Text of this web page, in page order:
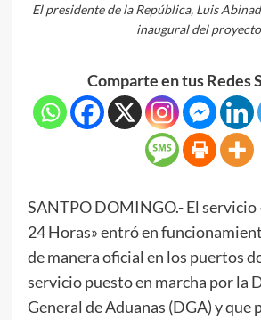
El presidente de la República, Luis
inaugural del
Comparte en tus Redes
SANTPO DOMINGO.- El servicio
24 Horas» entró en
de manera oficial en los puertos
servicio puesto en marcha por la
General de Aduanas (DGA) y que